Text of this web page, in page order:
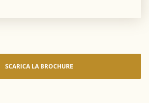
SCARICA LA BROCHURE